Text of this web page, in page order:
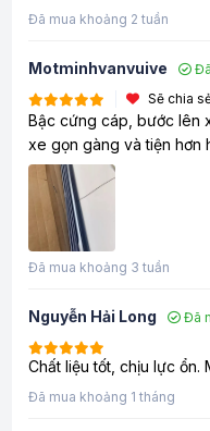
Đã mua khoảng 2 tuần
Motminhvanvuive
Sẽ chia
Bậc cứng cáp, bước lên
xe gọn gàng và tiện hơn
Đã mua khoảng 3 tuần
Nguyễn Hải Long Đã
Chất liệu tốt, chịu lực ổn.
Đã mua khoảng 1 tháng